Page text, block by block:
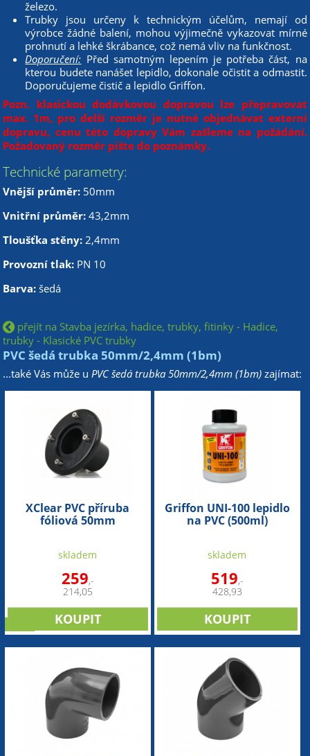
železo.
Trubky jsou určeny k technickým účelům, nemají od
výrobce žádné balení, mohou výjimečně vykazovat mírné
prohnutí a lehké škrábance, což nemá vliv na funkčnost.
Doporučení: Před samotným lepením je potřeba část, na
kterou budete nanášet lepidlo, dokonale očistit a odmastit.
Doporučujeme čistič a lepidlo Griffon.
Pozn. klasickou dodávkovou dopravou lze přepravovat
max. 1m, pro delší rozměr je nutné objednávat externí
dopravu, cenu této dopravy Vám zašleme na požádání.
Požadovaný rozměr pište do poznámky.
Technické parametry:
Vnější průměr: 50mm
Vnitřní průměr: 43,2mm
Tloušťka stěny: 2,4mm
Provozní tlak: PN 10
Barva: šedá
přejít na Stavba jezírka, hadice, trubky, fitinky - Hadice,
trubky - Klasické PVC trubky
PVC šedá trubka 50mm/2,4mm (1bm)
...také Vás může uPVC šedá trubka 50mm/2,4mm (1bm) zajímat:
XClear PVC příruba
fóliová 50mm
skladem
259,-
214,05
Griffon UNI-100 lepidlo
na PVC (500ml)
skladem
519,-
428,93